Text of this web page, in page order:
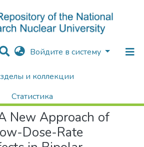
Войдите в систему
и коллекции
Статистика
Поиск
Научные публикации / Препринты
New Approach of
Dose-Rate